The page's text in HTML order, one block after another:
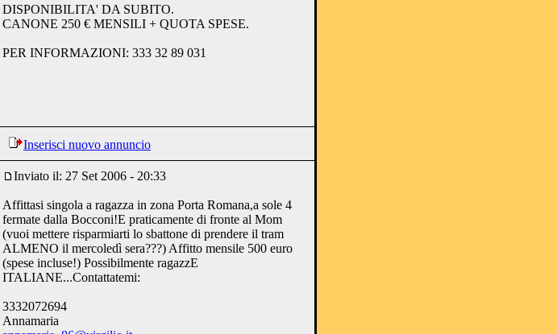
DISPONIBILITA' DA SUBITO.
CANONE 250 € MENSILI + QUOTA SPESE.
PER INFORMAZIONI: 333 32 89 031
Inserisci nuovo annuncio
Inviato il: 27 Set 2006 - 20:33
Affittasi singola a ragazza in zona Porta Romana,a sole 4
fermate dalla Bocconi!E praticamente di fronte al Mom
(vuoi mettere risparmiarti lo sbattone di prendere il tram
ALMENO il mercoledì sera???) Affitto mensile 500 euro
(spese incluse!) Possibilmente ragazzE
ITALIANE...Contattatemi:
3332072694
Annamaria